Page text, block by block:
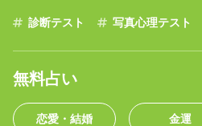
診断テスト 写真心理テスト
無料占い
恋愛・結婚 金運